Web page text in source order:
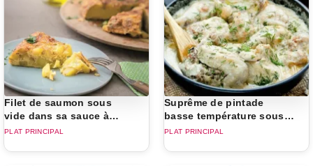
Filet de saumon sous
vide dans sa sauce à
l’aneth
PLAT PRINCIPAL
Suprême de pintade
basse température sous
vide
PLAT PRINCIPAL